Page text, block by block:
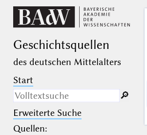
Geschichts­quellen
des deutschen Mittelalters
Start
Nur in Beschreibungs­texten
suchen
🔎︎
Erweiterte Suche
Quellen: